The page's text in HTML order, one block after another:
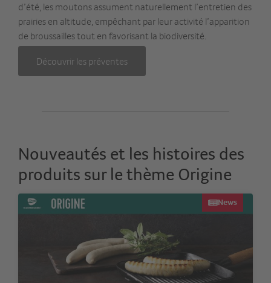
d’été, les moutons assument naturellement l’entretien des
prairies en altitude, empêchant par leur activité l’apparition
de broussailles tout en favorisant la biodiversité.
Découvrir les préventes
Nouveautés et les histoires des
produits sur le thème Origine
News